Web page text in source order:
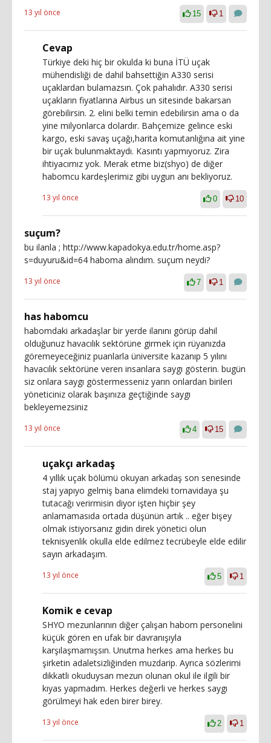
13 yıl önce 15 1
Cevap
Türkiye deki hiç bir okulda ki buna İTÜ uçak
mühendisliği de dahil bahsettiğin A330 serisi
uçaklardan bulamazsın. Çok pahalıdır. A330 serisi
uçakların fiyatlarına Airbus un sitesinde bakarsan
görebilirsin. 2. elini belki temin edebilirsin ama o da
yine milyonlarca dolardır. Bahçemize gelince eski
kargo, eski savaş uçağı,harita komutanlığına ait yine
bir uçak bulunmaktaydı. Kasıntı yapmıyoruz. Zira
ihtiyacımız yok. Merak etme biz(shyo) de diğer
habomcu kardeşlerimiz gibi uygun anı bekliyoruz.
13 yıl önce 0 10
suçum?
bu ilanla ; http://www.kapadokya.edu.tr/home.asp?
s=duyuru&id=64 haboma alındım. suçum neydi?
13 yıl önce 7 1
has habomcu
habomdaki arkadaşlar bir yerde ilanını görüp dahil
olduğunuz havacılık sektörüne girmek için rüyanızda
göremeyeceğiniz puanlarla üniversite kazanıp 5 yılını
havacılık sektörüne veren insanlara saygı gösterin. bugün
siz onlara saygı göstermesseniz yarın onlardan birileri
yöneticiniz olarak başınıza geçtiğinde saygı
bekleyemezsiniz
13 yıl önce 4 15
uçakçı arkadaş
4 yıllık uçak bölümü okuyan arkadaş son senesinde
staj yapıyo gelmiş bana elimdeki tornavidaya şu
tutacağı verirmisin diyor işten hiçbir şey
anlamamasıda ortada düşünün artık .. eğer bişey
olmak istiyorsanız gidin direk yönetici olun
teknisyenlik okulla elde edilmez tecrübeyle elde edilir
sayın arkadaşım.
13 yıl önce 5 1
Komik e cevap
SHYO mezunlarının diğer çalışan habom personelini
küçük gören en ufak bir davranışıyla
karşılaşmamışsın. Unutma herkes ama herkes bu
şirketin adaletsizliğinden muzdarip. Ayrıca sözlerimi
dikkatli okuduysan mezun olunan okul ile ilgili bir
kıyas yapmadım. Herkes değerli ve herkes saygı
görülmeyi hak eden birer birey.
13 yıl önce 2 1